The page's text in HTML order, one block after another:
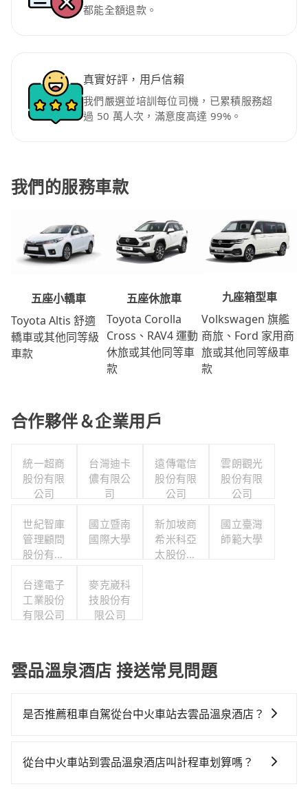
都能全額退款。
真實好評，用戶信賴
我們嚴選並培訓每位司機，已累積服務超
過 50 萬人次，滿意度高達 99%。
我們的服務車款
五座小轎車
Toyota Altis 舒適
轎車或其他同等級
車款
五座休旅車
Toyota Corolla
Cross、RAV4 運動
休旅或其他同等車
款
九座箱型車
Volkswagen 旗艦
商旅、Ford 家用商
旅或其他同等級車
款
合作夥伴＆企業用戶
統一超商
股份有限
公司
台灣迪卡
儂有限公
司
遠傳電信
股份有限
公司
雲朗觀光
股份有限
公司
世紀智庫
管理顧問
股份有限
國立暨南
國際大學
新加坡商
希米科亞
太股份有
國立臺灣
師範大學
台達電子
工業股份
有限公司
麥克崴科
技股份有
限公司
雲品溫泉酒店 接送常見問題
是否推薦租車自駕從台中火車站去雲品溫泉酒店？
時不需要閉目養神（因為要自己開車），最重要的是你
從台中火車站到雲品溫泉酒店叫計程車划算嗎？